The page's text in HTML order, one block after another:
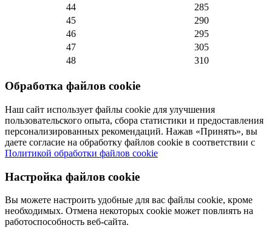
44
285
45
290
46
295
47
305
48
310
Обработка файлов cookie
Наш сайт использует файлы cookie для улучшения
пользовательского опыта, сбора статистики и предоставления
персонализированных рекомендаций. Нажав «Принять», вы
даете согласие на обработку файлов cookie в соответствии с
Политикой обработки файлов cookie
Настройка файлов cookie
Вы можете настроить удобные для вас файлы cookie, кроме
необходимых. Отмена некоторых cookie может повлиять на
работоспособность веб-сайта.